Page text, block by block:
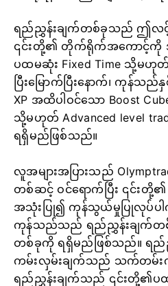
ရည်ညွှန်းချက်တစ်ခုသည် ဤလင့်
၎င်းတို့၏ တိုက်ရိုက်အကောင့်ကို
ပထမဆုံး Fixed Time သို့မ
ပြီးမြောက်ပြီးနောက်၊ ကုန်သ
XP အထိပါဝင်သော Boost
သို့မဟုတ် Advanced level
ရရှိမည်ဖြစ်သည်။
လူအများအပြားသည်
တစ်ဆင့် ဝင်ရောက်ပြီး ၎င်းတို့၏
အသုံးပြု၍ ကုန်သွယ်မှုပြုလုပ်ပါ
ကုန်သည်သည် ရည်ညွှန်းချက်တစ်
တစ်ခုကို ရရှိမည်ဖြစ်သည်။ ရည်
ကမ်းလှမ်းချက်သည် သက်တမ်း
ရည်ညွှန်းချက်သည် ၎င်းတို့၏